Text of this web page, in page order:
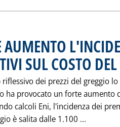
AUMENTO
SUL COSTO
dei prezzi del greggio lo
ha provocato un forte aumento
calcoli Eni, l'incidenza dei
è salita dalle 1.100 ...